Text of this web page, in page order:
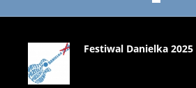
Festiwal Danielka